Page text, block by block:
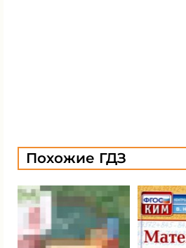
Похожие ГДЗ